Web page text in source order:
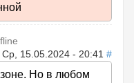
Ср, 15.05.2024 - 20:41 #
Но в любом